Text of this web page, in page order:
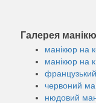
Галерея
манікюр на
манікюр на
червоний
нюдовий